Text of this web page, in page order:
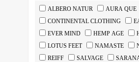
ALBERO NATUR
AURA QUE
CONTINENTAL CLOTHING
EVER MIND
HEMP AGE
LOTUS FEET
NAMASTE
REIFF
SALVAGE